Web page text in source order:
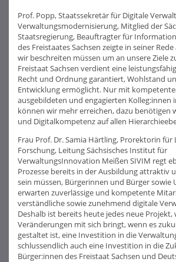
Prof. Popp, Staatssekretär für Digitale
Verwaltungsmodernisierung, Mitglied der
Staatsregierung, Beauftragter für
des Freistaates Sachsen zeigte in seiner
wir beschreiten müssen um an unsere Ziele
Freistaat Sachsen verdient eine
Recht und Ordnung garantiert, Wohlstand
Entwicklung ermöglicht. Nur mit
ausgebildeten und engagierten Kolleg:innen
können wir mehr erreichen, dazu benötigen
und Digitalkompetenz auf allen
Frau Prof. Dr. Samia Härtling, Prorektorin für
Forschung, Leitung Sächsisches Institut für
VerwaltungsInnovation Meißen SIVIM regt
Prozesse bereits in der Ausbildung attraktiv
sein müssen, Bürgerinnen und Bürger sowie
erwarten zuverlässige und kompetente
verständliche sowie zunehmend digitale
Deshalb ist bereits heute jedes neue Projekt,
Veränderungen mit sich bringt, wenn es
gestaltet ist, eine Investition in die
schlussendlich auch eine Investition in die
Bürger:innen des Freistaat Sachsen und